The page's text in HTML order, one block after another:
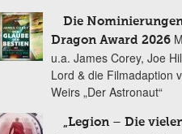
Die
Dragon Award 2026
u.a. James Corey, Joe
Lord & die Filmadaption
Weirs „Der Astronaut“
„Legion – Die